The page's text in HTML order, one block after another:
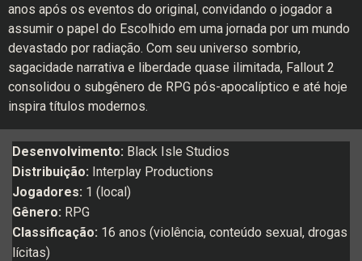
anos após os eventos do original, convidando o jogador a
assumir o papel do Escolhido em uma jornada por um mundo
devastado por radiação. Com seu universo sombrio,
sagacidade narrativa e liberdade quase ilimitada, Fallout 2
consolidou o subgênero de RPG pós-apocalíptico e até hoje
inspira títulos modernos.
Desenvolvimento: Black Isle Studios
Distribuição: Interplay Productions
Jogadores: 1 (local)
Gênero: RPG
Classificação: 16 anos (violência, conteúdo sexual, drogas
lícitas)